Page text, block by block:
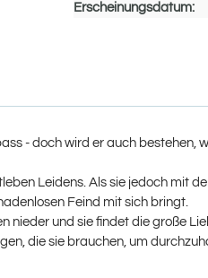
Erscheinungsdatum:
- doch wird er auch bestehen,
Leidens. Als sie jedoch mit
Feind mit sich bringt.
nieder und sie findet die große
die sie brauchen, um